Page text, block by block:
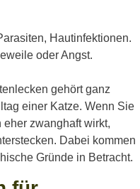
Hautinfektionen.
oder Angst.
gehört ganz
einer Katze. Wenn Sie
zwanghaft wirkt,
Dabei kommen
Gründe in Betracht.